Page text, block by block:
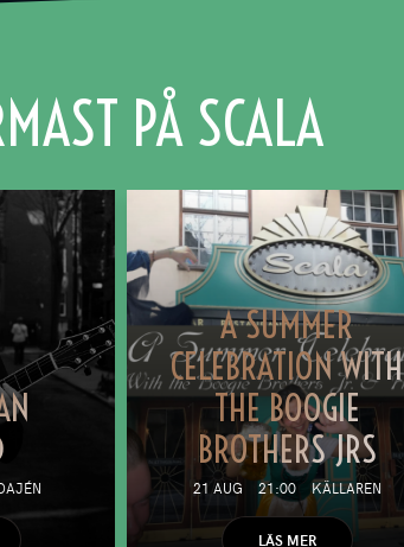
PÅ SCALA
A SUMMER
CELEBRATION WITH
THE BOOGIE
BROTHERS JRS
21 AUG 21:00 KÄLLAREN
LÄS MER